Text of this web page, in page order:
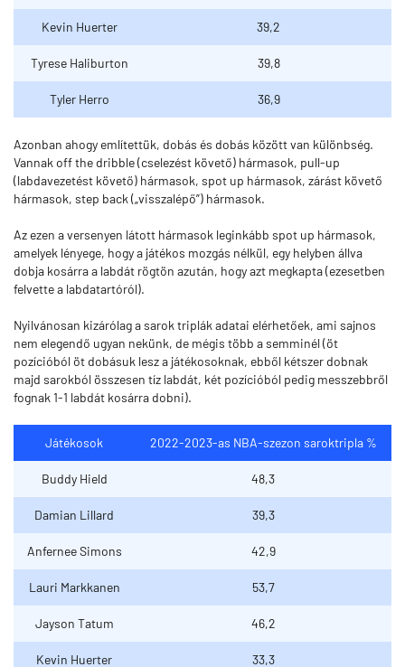
Kevin Huerter 39,2
Tyrese Haliburton 39,8
Tyler Herro 36,9
Azonban ahogy említettük, dobás és dobás között van különbség.
Vannak off the dribble (cselezést követő) hármasok, pull-up
(labdavezetést követő) hármasok, spot up hármasok, zárást követő
hármasok, step back („visszalépő”) hármasok.
Az ezen a versenyen látott hármasok leginkább spot up hármasok,
amelyek lényege, hogy a játékos mozgás nélkül, egy helyben állva
dobja kosárra a labdát rögtön azután, hogy azt megkapta (ezesetben
felvette a labdatartóról).
Nyilvánosan kizárólag a sarok triplák adatai elérhetőek, ami sajnos
nem elegendő ugyan nekünk, de mégis több a semminél (öt
pozícióból öt dobásuk lesz a játékosoknak, ebből kétszer dobnak
majd sarokból összesen tíz labdát, két pozícióból pedig messzebbről
fognak 1-1 labdát kosárra dobni).
Játékosok 2022-2023-as NBA-szezon saroktripla %
Buddy Hield 48,3
Damian Lillard 39,3
Anfernee Simons 42,9
Lauri Markkanen 53,7
Jayson Tatum 46,2
Kevin Huerter 33,3